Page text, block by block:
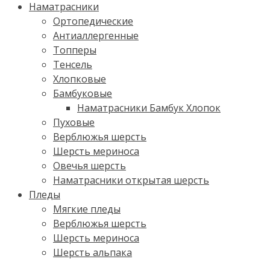
Наматрасники
Ортопедические
Антиаллергенные
Топперы
Тенсель
Хлопковые
Бамбуковые
Наматрасники Бамбук Хлопок
Пуховые
Верблюжья шерсть
Шерсть мериноса
Овечья шерсть
Наматрасники открытая шерсть
Пледы
Мягкие пледы
Верблюжья шерсть
Шерсть мериноса
Шерсть альпака